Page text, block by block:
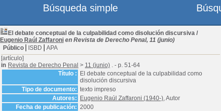
El debate conceptual de la culpabilidad como disolución discursiva /
Eugenio Raúl Zaffaroni en Revista de Derecho Penal, 11 (junio)
Público
ISBD
APA
[artículo]
in Revista de Derecho Penal > 11 (junio) . - p. 51-64
Título :
El debate conceptual de la culpabilidad como
disolución discursiva
Tipo de documento: texto impreso
Autores:
Eugenio Raúl Zaffaroni (1940-), Autor
Fecha de publicación: 2000
Búsqueda simple